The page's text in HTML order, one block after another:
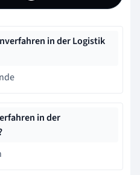
in der Logistik
in der